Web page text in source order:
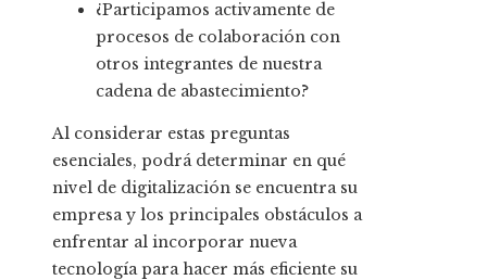
¿Participamos activamente de
procesos de colaboración con
otros integrantes de nuestra
cadena de abastecimiento?
Al considerar estas preguntas
esenciales, podrá determinar en qué
nivel de digitalización se encuentra su
empresa y los principales obstáculos a
enfrentar al incorporar nueva
tecnología para hacer más eficiente su